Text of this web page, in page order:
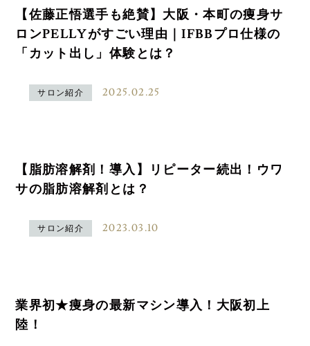
【佐藤正悟選手も絶賛】大阪・本町の痩身サ
ロンPELLYがすごい理由｜IFBBプロ仕様の
「カット出し」体験とは？
サロン紹介 2025.02.25
【脂肪溶解剤！導入】リピーター続出！ウワ
サの脂肪溶解剤とは？
サロン紹介 2023.03.10
業界初★痩身の最新マシン導入！大阪初上
陸！